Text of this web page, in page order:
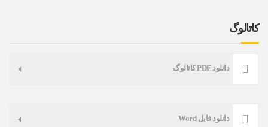
کاتالوگ
دانلود PDF کاتالوگ
دانلود فایل Word